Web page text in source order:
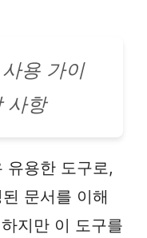
용 가이
사항
유용한 도구로,
문서를 이해
지만 이 도구를